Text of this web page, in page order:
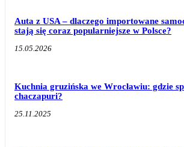
Auta z USA – dlaczego importowane
stają się coraz popularniejsze w Polsce?
15.05.2026
Kuchnia gruzińska we Wrocławiu: gdzie
chaczapuri?
25.11.2025